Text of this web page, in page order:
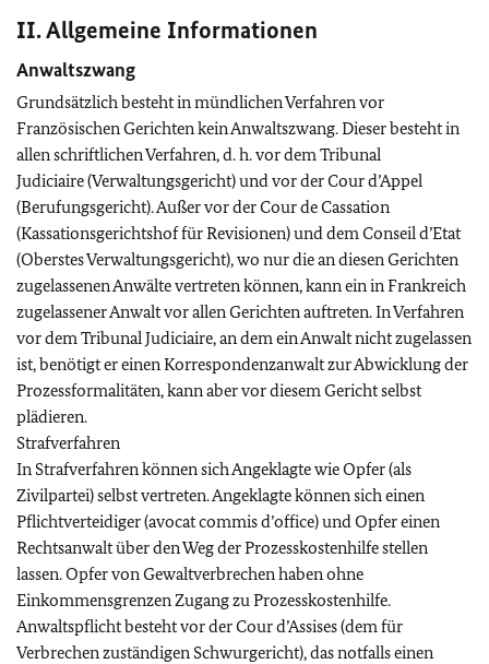
II. Allgemeine Informationen
Anwaltszwang
Grundsätzlich besteht in mündlichen Verfahren vor
Französischen Gerichten kein Anwaltszwang. Dieser besteht in
allen schriftlichen Verfahren, d. h. vor demTribunal
Judiciaire(Verwaltungsgericht) und vor derCour d’Appel
(Berufungsgericht). Außer vor derCour de Cassation
(Kassationsgerichtshof für Revisionen) und demConseil d’Etat
(Oberstes Verwaltungsgericht), wo nur die an diesen Gerichten
zugelassenen Anwälte vertreten können, kann ein in Frankreich
zugelassener Anwalt vor allen Gerichten auftreten. In Verfahren
vor dem Tribunal Judiciaire, an dem ein Anwalt nicht zugelassen
ist, benötigt er einen Korrespondenzanwalt zur Abwicklung der
Prozessformalitäten, kann aber vor diesem Gericht selbst
plädieren.
Strafverfahren
In Strafverfahren können sich Angeklagte wie Opfer (als
Zivilpartei) selbst vertreten. Angeklagte können sich einen
Pflichtverteidiger(avocat commis d’office) und Opfer einen
Rechtsanwalt über den Weg der Prozesskostenhilfe stellen
lassen. Opfer von Gewaltverbrechen haben ohne
Einkommensgrenzen Zugang zu Prozesskostenhilfe.
Anwaltspflicht besteht vor derCour d’Assises(dem für
Verbrechen zuständigen Schwurgericht), das notfalls einen